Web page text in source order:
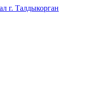
г. Талдыкорган